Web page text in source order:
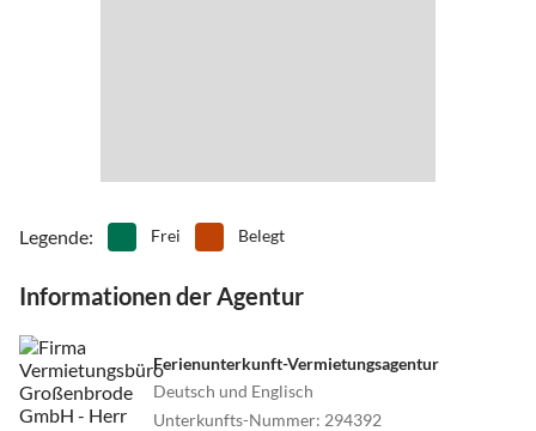
Legende: Frei Belegt
Informationen der Agentur
Ferienunterkunft-Vermietungsagentur
Deutsch und Englisch
Unterkunfts-Nummer: 294392